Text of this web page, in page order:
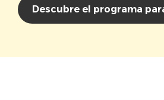
Descubre el programa